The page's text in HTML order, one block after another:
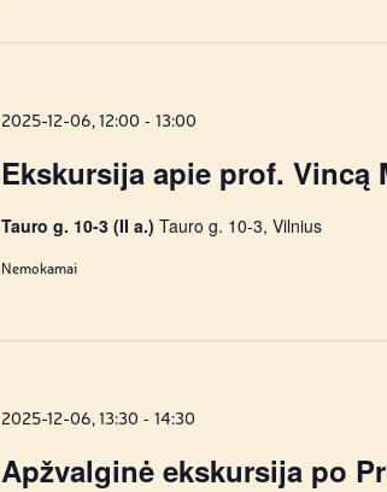
2025-12-06, 12:00 - 13:00
Ekskursija apie prof. Vincą
Tauro g. 10-3 (II a.) Tauro g. 10-3, Vilnius
Nemokamai
2025-12-06, 13:30 - 14:30
Apžvalginė ekskursija po